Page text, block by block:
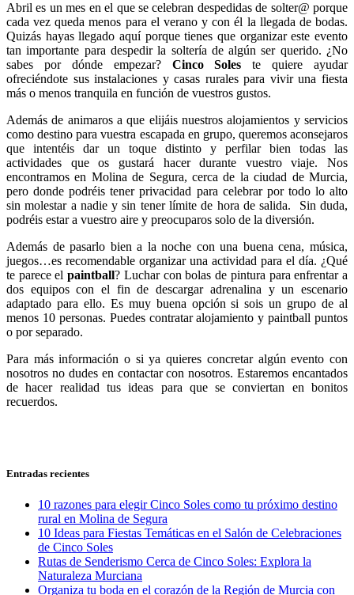
Abril es un mes en el que se celebran despedidas de solter@ porque
cada vez queda menos para el verano y con él la llegada de bodas.
Quizás hayas llegado aquí porque tienes que organizar este evento
tan importante para despedir la soltería de algún ser querido. ¿No
sabes por dónde empezar? Cinco Soles te quiere ayudar
ofreciéndote sus instalaciones y casas rurales para vivir una fiesta
más o menos tranquila en función de vuestros gustos.
Además de animaros a que elijáis nuestros alojamientos y servicios
como destino para vuestra escapada en grupo, queremos aconsejaros
que intentéis dar un toque distinto y perfilar bien todas las
actividades que os gustará hacer durante vuestro viaje. Nos
encontramos en Molina de Segura, cerca de la ciudad de Murcia,
pero donde podréis tener privacidad para celebrar por todo lo alto
sin molestar a nadie y sin tener límite de hora de salida. Sin duda,
podréis estar a vuestro aire y preocuparos solo de la diversión.
Además de pasarlo bien a la noche con una buena cena, música,
juegos…es recomendable organizar una actividad para el día. ¿Qué
te parece elpaintball? Luchar con bolas de pintura para enfrentar a
dos equipos con el fin de descargar adrenalina y un escenario
adaptado para ello. Es muy buena opción si sois un grupo de al
menos 10 personas. Puedes contratar alojamiento y paintball puntos
o por separado.
Para más información o si ya quieres concretar algún evento con
nosotros no dudes en contactar con nosotros. Estaremos encantados
de hacer realidad tus ideas para que se conviertan en bonitos
recuerdos.
Entradas recientes
10 razones para elegir Cinco Soles como tu próximo destino
rural en Molina de Segura
10 Ideas para Fiestas Temáticas en el Salón de Celebraciones
de Cinco Soles
Rutas de Senderismo Cerca de Cinco Soles: Explora la
Naturaleza Murciana
Organiza tu boda en el corazón de la Región de Murcia con